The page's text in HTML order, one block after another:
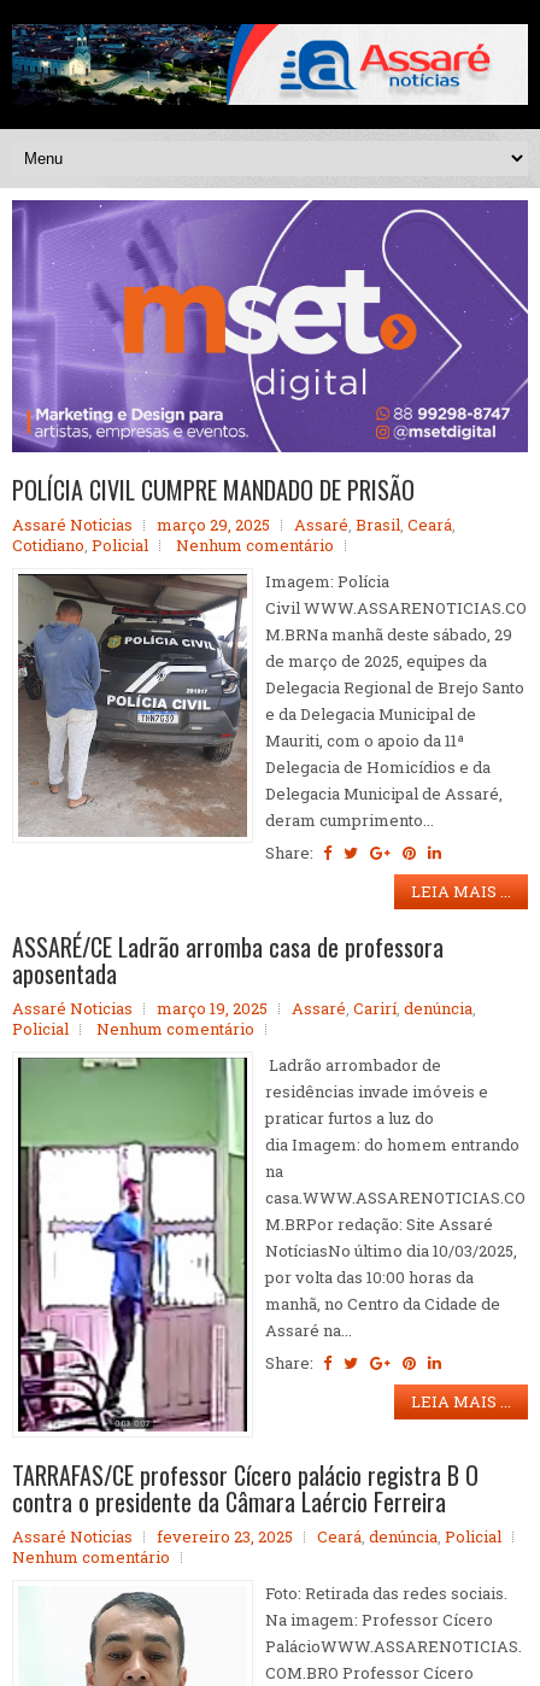
POLÍCIA CIVIL CUMPRE MANDADO DE PRISÃO
Assaré Noticias março 29, 2025 Assaré, Brasil, Ceará,
Cotidiano, Policial
Nenhum comentário
Imagem: Polícia
Civil WWW.ASSARENOTICIAS.CO
M.BRNa manhã deste sábado, 29
de março de 2025, equipes da
Delegacia Regional de Brejo Santo
e da Delegacia Municipal de
Mauriti, com o apoio da 11ª
Delegacia de Homicídios e da
Delegacia Municipal de Assaré,
deram cumprimento...
Share:
LEIA MAIS ...
ASSARÉ/CE Ladrão arromba casa de professora
aposentada
Assaré Noticias março 19, 2025 Assaré, Carirí, denúncia,
Policial
Nenhum comentário
Ladrão arrombador de
residências invade imóveis e
praticar furtos a luz do
dia Imagem: do homem entrando
na
casa.WWW.ASSARENOTICIAS.CO
M.BRPor redação: Site Assaré
NotíciasNo último dia 10/03/2025,
por volta das 10:00 horas da
manhã, no Centro da Cidade de
Assaré na...
Share:
LEIA MAIS ...
TARRAFAS/CE professor Cícero palácio registra B O
contra o presidente da Câmara Laércio Ferreira
Assaré Noticias fevereiro 23, 2025 Ceará, denúncia, Policial
Nenhum comentário
Foto: Retirada das redes sociais.
Na imagem: Professor Cícero
PalácioWWW.ASSARENOTICIAS.
COM.BRO Professor Cícero